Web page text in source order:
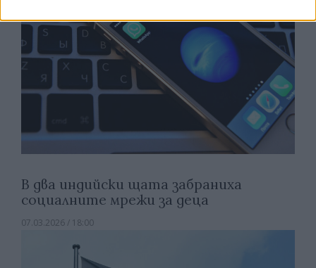
В два индийски щата забраниха
социалните мрежи за деца
07.03.2026 / 18:00